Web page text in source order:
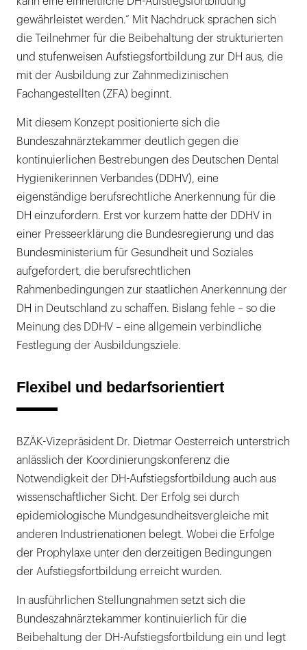
gewährleistet werden.“ Mit Nachdruck sprachen sich
die Teilnehmer für die Beibehaltung der strukturierten
und stufenweisen Aufstiegsfortbildung zur DH aus, die
mit der Ausbildung zur Zahnmedizinischen
Fachangestellten (ZFA) beginnt.
Mit diesem Konzept positionierte sich die
Bundeszahnärztekammer deutlich gegen die
kontinuierlichen Bestrebungen des Deutschen Dental
Hygienikerinnen Verbandes (DDHV), eine
eigenständige berufsrechtliche Anerkennung für die
DH einzufordern. Erst vor kurzem hatte der DDHV in
einer Presseerklärung die Bundesregierung und das
Bundesministerium für Gesundheit und Soziales
aufgefordert, die berufsrechtlichen
Rahmenbedingungen zur staatlichen Anerkennung der
DH in Deutschland zu schaffen. Bislang fehle – so die
Meinung des DDHV – eine allgemein verbindliche
Festlegung der Ausbildungsziele.
Flexibel und bedarfsorientiert
BZÄK-Vizepräsident Dr. Dietmar Oesterreich unterstrich
anlässlich der Koordinierungskonferenz die
Notwendigkeit der DH-Aufstiegsfortbildung auch aus
wissenschaftlicher Sicht. Der Erfolg sei durch
epidemiologische Mundgesundheitsvergleiche mit
anderen Industrienationen belegt. Wobei die Erfolge
der Prophylaxe unter den derzeitigen Bedingungen
der Aufstiegsfortbildung erreicht wurden.
In ausführlichen Stellungnahmen setzt sich die
Bundeszahnärztekammer kontinuierlich für die
Beibehaltung der DH-Aufstiegsfortbildung ein und legt